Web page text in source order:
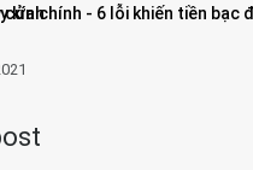
kính
cửa chính - 6 lỗi khiến tiền bạc